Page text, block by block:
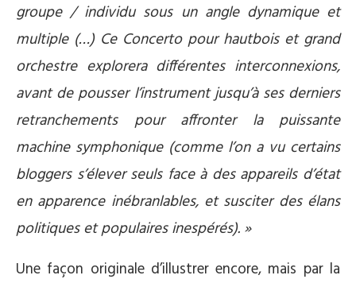
groupe / individu sous un angle dynamique et
multiple (…) Ce Concerto pour hautbois et grand
orchestre explorera différentes interconnexions,
avant de pousser l’instrument jusqu’à ses derniers
retranchements pour affronter la puissante
machine symphonique (comme l’on a vu certains
bloggers s’élever seuls face à des appareils d’état
en apparence inébranlables, et susciter des élans
politiques et populaires inespérés). »
Une façon originale d’illustrer encore, mais par la